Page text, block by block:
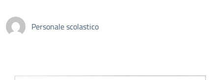
Personale scolastico